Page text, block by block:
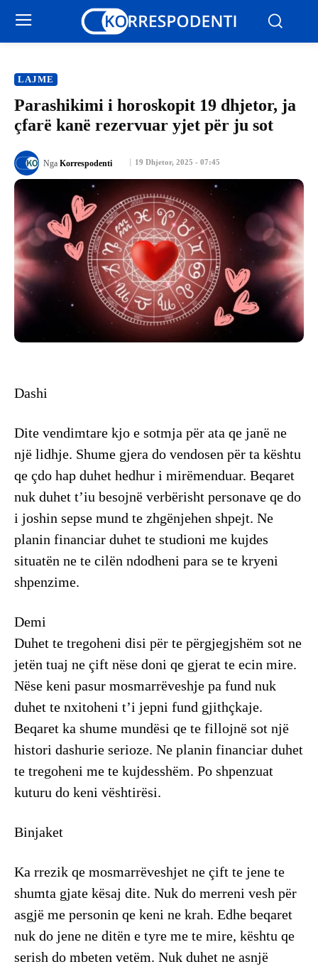
LAJME
Parashikimi i horoskopit 19 dhjetor, ja
çfarë kanë rezervuar yjet për ju sot
19 Dhjetor, 2025 - 07:45
Nga Korrespodenti
Dashi
Dite vendimtare kjo e sotmja për ata qe janë ne
një lidhje. Shume gjera do vendosen për ta kështu
qe çdo hap duhet hedhur i mirëmenduar. Beqaret
nuk duhet t’iu besojnë verbërisht personave qe do
i joshin sepse mund te zhgënjehen shpejt. Ne
planin financiar duhet te studioni me kujdes
situatën ne te cilën ndodheni para se te kryeni
shpenzime.
Demi
Duhet te tregoheni disi për te përgjegjshëm sot ne
jetën tuaj ne çift nëse doni qe gjerat te ecin mire.
Nëse keni pasur mosmarrëveshje pa fund nuk
duhet te nxitoheni t’i jepni fund gjithçkaje.
Beqaret ka shume mundësi qe te fillojnë sot një
histori dashurie serioze. Ne planin financiar duhet
te tregoheni me te kujdesshëm. Po shpenzuat
kuturu do keni vështirësi.
Binjaket
Ka rrezik qe mosmarrëveshjet ne çift te jene te
shumta gjate kësaj dite. Nuk do merreni vesh për
asgjë me personin qe keni ne krah. Edhe beqaret
nuk do jene ne ditën e tyre me te mire, kështu qe
serish do mbeten vetëm. Nuk duhet ne asnjë